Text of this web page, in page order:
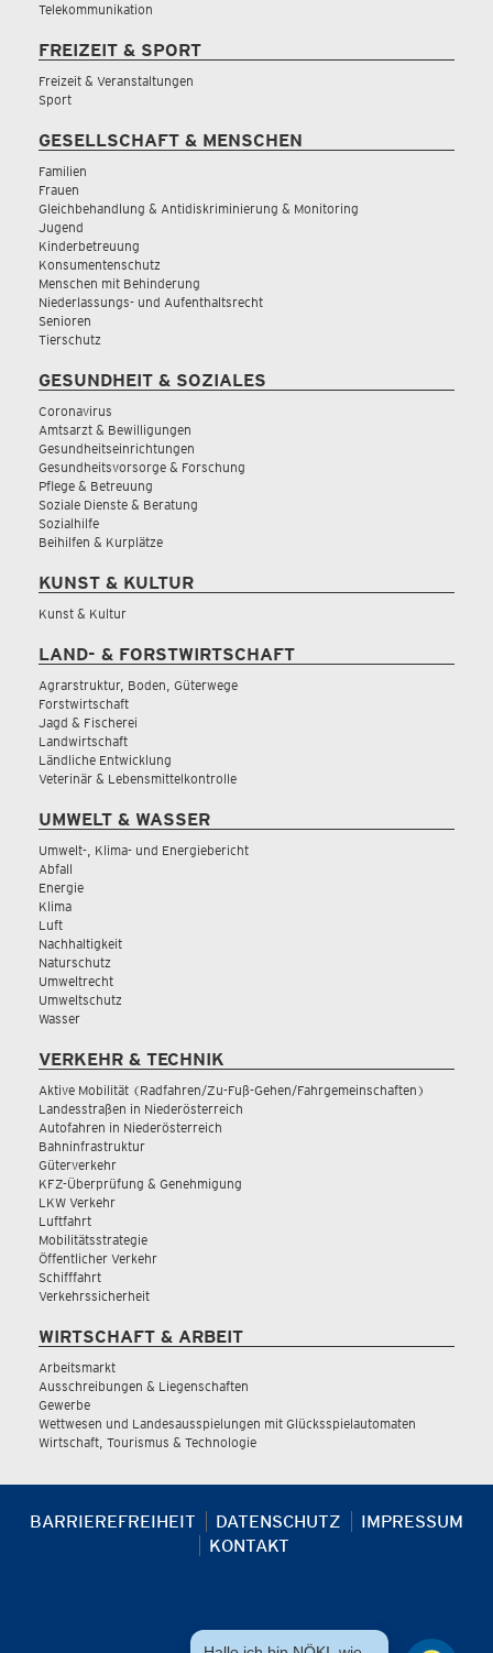
Telekommunikation
FREIZEIT & SPORT
Freizeit & Veranstaltungen
Sport
GESELLSCHAFT & MENSCHEN
Familien
Frauen
Gleichbehandlung & Antidiskriminierung & Monitoring
Jugend
Kinderbetreuung
Konsumentenschutz
Menschen mit Behinderung
Niederlassungs- und Aufenthaltsrecht
Senioren
Tierschutz
GESUNDHEIT & SOZIALES
Coronavirus
Amtsarzt & Bewilligungen
Gesundheitseinrichtungen
Gesundheitsvorsorge & Forschung
Pflege & Betreuung
Soziale Dienste & Beratung
Sozialhilfe
Beihilfen & Kurplätze
KUNST & KULTUR
Kunst & Kultur
LAND- & FORSTWIRTSCHAFT
Agrarstruktur, Boden, Güterwege
Forstwirtschaft
Jagd & Fischerei
Landwirtschaft
Ländliche Entwicklung
Veterinär & Lebensmittelkontrolle
UMWELT & WASSER
Umwelt-, Klima- und Energiebericht
Abfall
Energie
Klima
Luft
Nachhaltigkeit
Naturschutz
Umweltrecht
Umweltschutz
Wasser
VERKEHR & TECHNIK
Aktive Mobilität (Radfahren/Zu-Fuß-Gehen/Fahrgemeinschaften)
Landesstraßen in Niederösterreich
Autofahren in Niederösterreich
Bahninfrastruktur
Güterverkehr
KFZ-Überprüfung & Genehmigung
LKW Verkehr
Luftfahrt
Mobilitätsstrategie
Öffentlicher Verkehr
Schifffahrt
Verkehrssicherheit
WIRTSCHAFT & ARBEIT
Arbeitsmarkt
Ausschreibungen & Liegenschaften
Gewerbe
Wettwesen und Landesausspielungen mit Glücksspielautomaten
Wirtschaft, Tourismus & Technologie
BARRIEREFREIHEIT DATENSCHUTZ
IMPRESSUM
KONTAKT